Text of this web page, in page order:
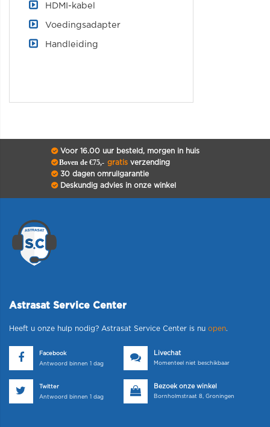
HDMI-kabel
Voedingsadapter
Handleiding
Voor 16.00 uur besteld, morgen in huis
Boven de €75,- gratisverzending
30 dagen omruilgarantie
Deskundig advies in onze winkel
Astrasat Service Center
Heeft u onze hulp nodig? Astrasat Service Center is nu open.
Facebook
Antwoord binnen 1 dag
Livechat
Momenteel niet beschikbaar
Twitter
Antwoord binnen 1 dag
Bezoek onze winkel
Bornholmstraat 8, Groningen